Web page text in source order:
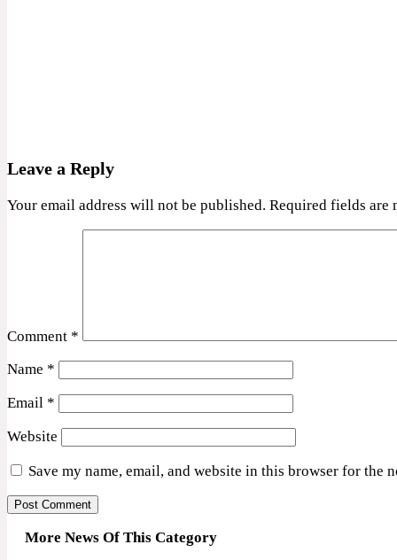
Leave a Reply
Your email address will not be published. Required fields are
Comment *
Name *
Email *
Website
Save my name, email, and website in this browser for the
More News Of This Category